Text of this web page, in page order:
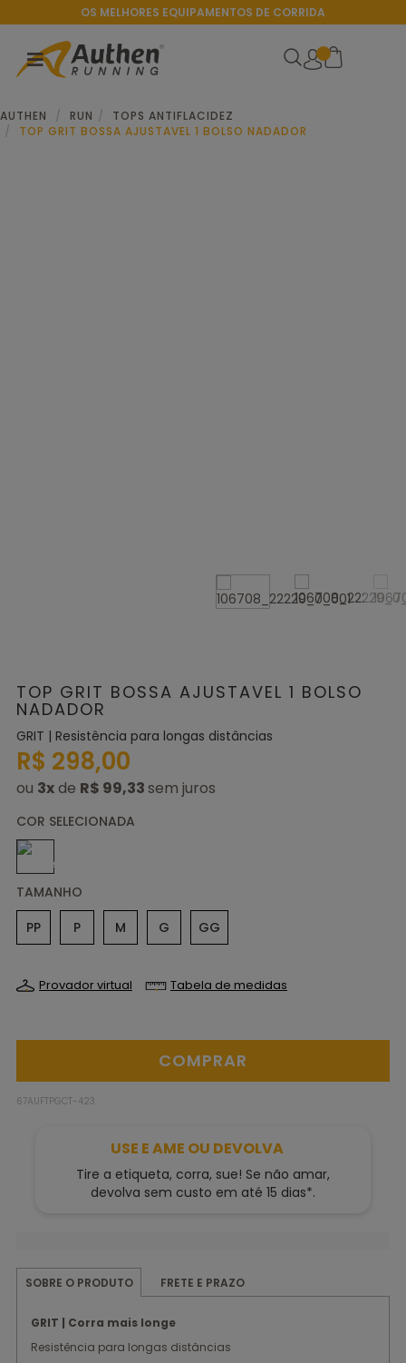
OS MELHORES EQUIPAMENTOS DE CORRIDA
AUTHEN RUN
TOPS ANTIFLACIDEZ
TOP GRIT BOSSA AJUSTAVEL 1 BOLSO NADADOR
TOP GRIT BOSSA AJUSTAVEL 1 BOLSO
NADADOR
GRIT | Resistência para longas distâncias
R$ 298,00
ou 3xde R$ 99,33
TAMANHO
PP
P M G GG
Provador virtual Tabela de medidas
67AUFTPGCT-423
USE E AME OU DEVOLVA
Tire a etiqueta, corra, sue! Se não amar,
devolva sem custo em até 15 dias*.
SOBRE O PRODUTO FRETE E PRAZO
GRIT | Corra mais longe
Resistência para longas distâncias